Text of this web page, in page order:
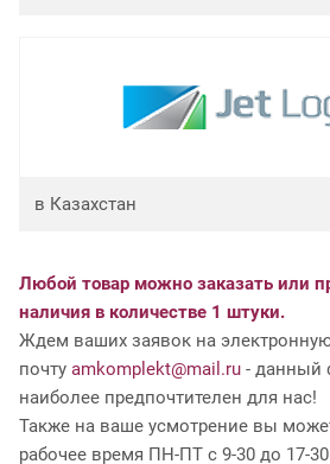
в Казахстан
Любой товар можно заказать или
наличия в количестве 1 штуки.
Ждем ваших заявок на
почту amkomplekt@mail.ru - данный
наиболее предпочтителен для нас!
Также на ваше усмотрение вы
рабочее время ПН-ПТ с 9-30 до 17-